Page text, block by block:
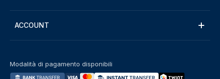
ACCOUNT
Modalità di pagamento disponibili